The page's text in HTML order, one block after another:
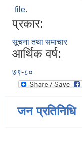
file.
प्रकार:
सूचना तथा समाचार
आर्थिक वर्ष:
७९-८०
जन प्रतिनिधि